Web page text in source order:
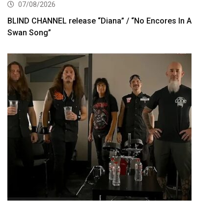
07/08/2026
BLIND CHANNEL release “Diana” / “No Encores In A
Swan Song”